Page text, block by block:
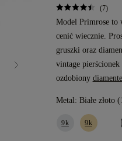
(7)
Model Primrose to
cenić wiecznie.
gruszki oraz
vintage pierścionek
ozdobiony
Metal: Białe złoto
9k 9k